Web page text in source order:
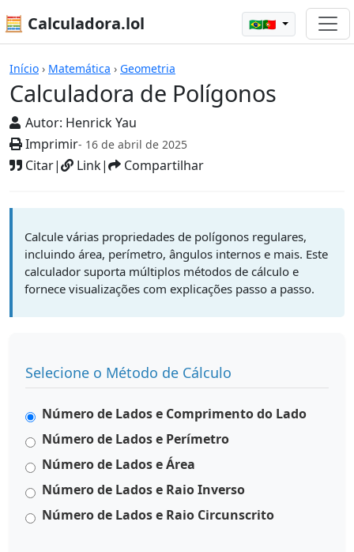
🧮 Calculadora.lol 🇧🇷🇵🇹
Início › Matemática › Geometria
Calculadora de Polígonos
Autor: Henrick Yau
Imprimir- 16 de abril de 2025
Citar| Link| Compartilhar
Calculadoras
Calcule várias propriedades de polígonos regulares,
incluindo área, perímetro, ângulos internos e mais. Este
calculador suporta múltiplos métodos de cálculo e
fornece visualizações com explicações passo a passo.
Selecione o Método de Cálculo
Número de Lados e Comprimento do Lado
Número de Lados e Perímetro
Número de Lados e Área
Número de Lados e Raio Inverso
Número de Lados e Raio Circunscrito